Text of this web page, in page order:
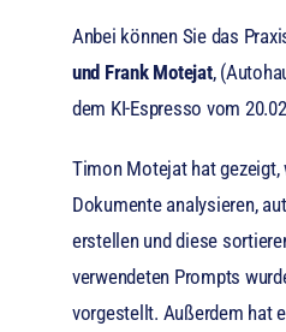
Anbei können Sie das
und Frank Motejat,
dem KI-Espresso vom
Timon Motejat hat gezeigt,
Dokumente analysieren,
erstellen und diese
verwendeten Prompts
vorgestellt. Außerdem hat